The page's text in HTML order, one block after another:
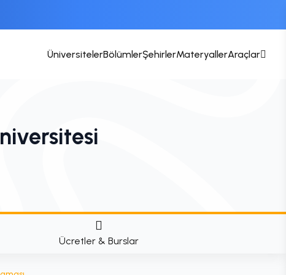
ÜniversitelerBölümlerŞehirlerMateryallerAraçlar
Ücretler & Burslar